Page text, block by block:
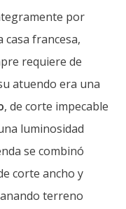
por
francesa,
requiere de
atuendo era una
, de corte impecable
luminosidad
se combinó
corte ancho y
terreno